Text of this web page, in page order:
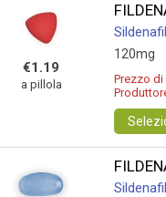
€1.19
a pillola
120mg
Prezzo